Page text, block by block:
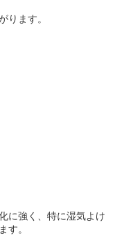
ります。
に強く、特に湿気よけ
す。